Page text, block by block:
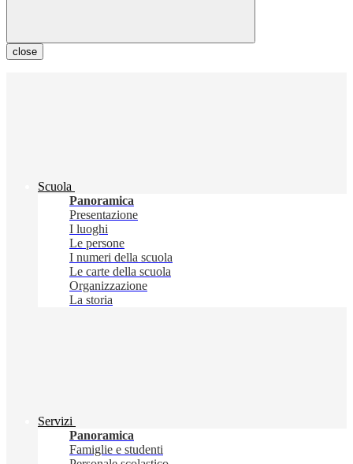
close
Scuola
Panoramica
Presentazione
I luoghi
Le persone
I numeri della scuola
Le carte della scuola
Organizzazione
La storia
Servizi
Panoramica
Famiglie e studenti